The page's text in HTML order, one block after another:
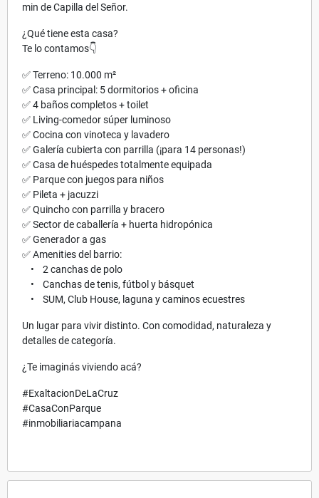
min de Capilla del Señor.
¿Qué tiene esta casa?
Te lo contamos👇
✅ Terreno: 10.000 m²
✅ Casa principal: 5 dormitorios + oficina
✅ 4 baños completos + toilet
✅ Living-comedor súper luminoso
✅ Cocina con vinoteca y lavadero
✅ Galería cubierta con parrilla (¡para 14 personas!)
✅ Casa de huéspedes totalmente equipada
✅ Parque con juegos para niños
✅ Pileta + jacuzzi
✅ Quincho con parrilla y bracero
✅ Sector de caballería + huerta hidropónica
✅ Generador a gas
✅ Amenities del barrio:
• 2 canchas de polo
• Canchas de tenis, fútbol y básquet
• SUM, Club House, laguna y caminos ecuestres
Un lugar para vivir distinto. Con comodidad, naturaleza y
detalles de categoría.
¿Te imaginás viviendo acá?
#ExaltacionDeLaCruz
#CasaConParque
#inmobiliariacampana